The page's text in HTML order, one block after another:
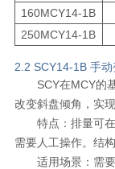
160MCY14-1B
250MCY14-1B
2.2 SCY14-1B 手
SCY在MCY的
改变斜盘倾角，实
特点：排量可
需要人工操作。结
适用场景：需